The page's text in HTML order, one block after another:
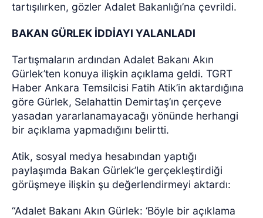
tartışılırken, gözler Adalet Bakanlığı’na çevrildi.
BAKAN GÜRLEK İDDİAYI YALANLADI
Tartışmaların ardından Adalet Bakanı Akın
Gürlek’ten konuya ilişkin açıklama geldi. TGRT
Haber Ankara Temsilcisi Fatih Atik’in aktardığına
göre Gürlek, Selahattin Demirtaş’ın çerçeve
yasadan yararlanamayacağı yönünde herhangi
bir açıklama yapmadığını belirtti.
Atik, sosyal medya hesabından yaptığı
paylaşımda Bakan Gürlek’le gerçekleştirdiği
görüşmeye ilişkin şu değerlendirmeyi aktardı:
“Adalet Bakanı Akın Gürlek: ‘Böyle bir açıklama